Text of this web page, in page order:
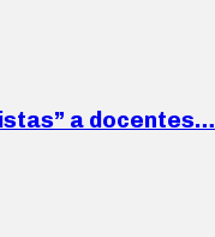
a docentes…